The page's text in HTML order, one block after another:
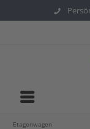
Etagenwagen